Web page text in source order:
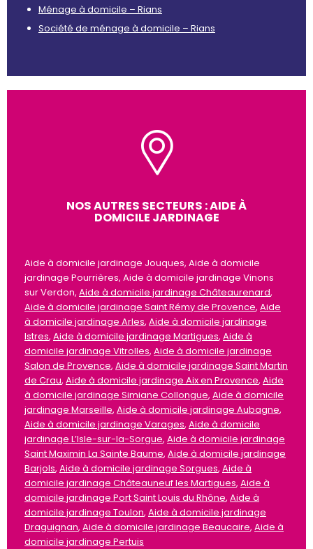
Ménage à domicile – Rians
Société de ménage à domicile – Rians
NOS AUTRES SECTEURS : AIDE À
DOMICILE JARDINAGE
Aide à domicile jardinage Jouques, Aide à domicile
jardinage Pourrières, Aide à domicile jardinage Vinons
sur Verdon, Aide à domicile jardinage Châteaurenard,
Aide à domicile jardinage Saint Rémy de Provence, Aide
à domicile jardinage Arles, Aide à domicile jardinage
Istres, Aide à domicile jardinage Martigues, Aide à
domicile jardinage Vitrolles, Aide à domicile jardinage
Salon de Provence, Aide à domicile jardinage Saint Martin
de Crau, Aide à domicile jardinage Aix en Provence, Aide
à domicile jardinage Simiane Collongue, Aide à domicile
jardinage Marseille, Aide à domicile jardinage Aubagne,
Aide à domicile jardinage Varages, Aide à domicile
jardinage L’Isle-sur-la-Sorgue, Aide à domicile jardinage
Saint Maximin La Sainte Baume, Aide à domicile jardinage
Barjols, Aide à domicile jardinage Sorgues, Aide à
domicile jardinage Châteauneuf les Martigues, Aide à
domicile jardinage Port Saint Louis du Rhône, Aide à
domicile jardinage Toulon, Aide à domicile jardinage
Draguignan, Aide à domicile jardinage Beaucaire, Aide à
domicile jardinage Pertuis